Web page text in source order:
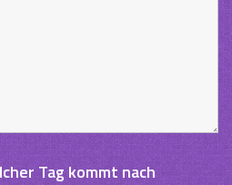
Tag kommt nach